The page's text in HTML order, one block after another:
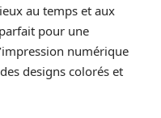
au temps et aux
pour une
numérique
designs colorés et